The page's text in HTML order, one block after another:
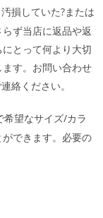
損していた?または
ず当店に返品や返
とって何より大切
す。お問い合わせ
絡ください。
希望なサイズ/カラ
できます。必要の